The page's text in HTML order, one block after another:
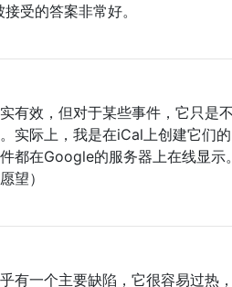
受的答案非常好。
有效，但对于某些事件，它只是
实际上，我是在iCal上创建它们
都在Google的服务器上在线显示
望）
有一个主要缺陷，它很容易过热